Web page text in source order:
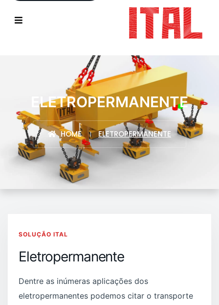
ELETROPERMANENTE
HOME ELETROPERMANENTE
SOLUÇÃO ITAL
Eletropermanente
Dentre as inúmeras aplicações dos
eletropermanentes podemos citar o transporte